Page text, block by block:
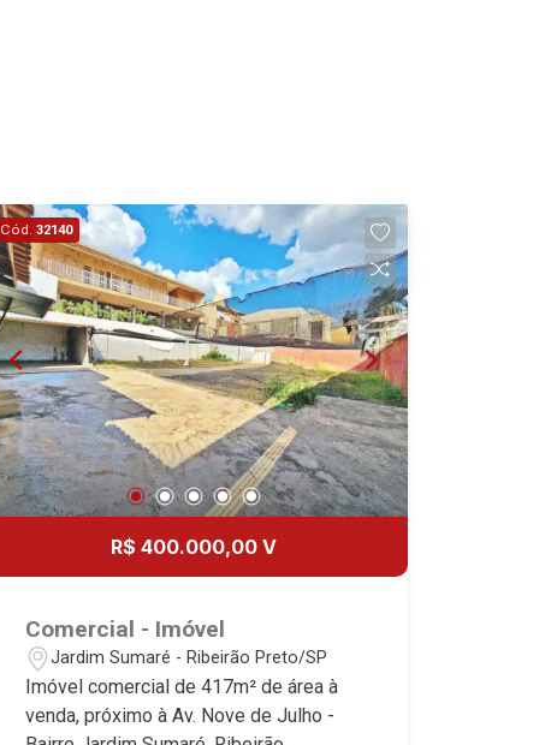
Cód. 32140
R$ 400.000,00 V
Comercial - Imóvel
Jardim Sumaré - Ribeirão Preto/SP
Imóvel comercial de 417m² de área à
venda, próximo à Av. Nove de Julho -